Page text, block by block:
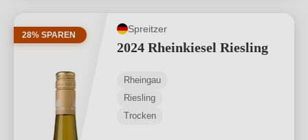
28% SPAREN
Spreitzer
2024 Rheinkiesel Riesling
Rheingau
Riesling
Trocken